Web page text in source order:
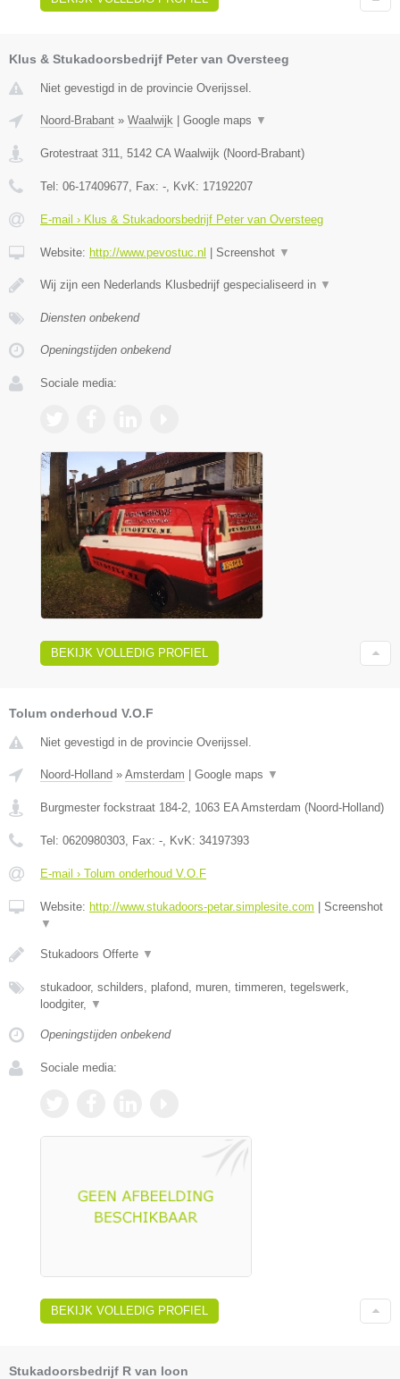
Klus & Stukadoorsbedrijf Peter van Oversteeg
Niet gevestigd in de provincie Overijssel.
Noord-Brabant » Waalwijk Google maps ▼
Grotestraat 311, 5142 CA Waalwijk (Noord-Brabant)
Tel: 06-17409677, Fax: -, KvK: 17192207
E-mail › Klus & Stukadoorsbedrijf Peter van Oversteeg
Website: http://www.pevostuc.nl Screenshot ▼
Wij zijn een Nederlands Klusbedrijf gespecialiseerd in ▼
Diensten onbekend
Openingstijden onbekend
Sociale media:
BEKIJK VOLLEDIG PROFIEL
Tolum onderhoud V.O.F
Niet gevestigd in de provincie Overijssel.
Noord-Holland » Amsterdam | Google maps ▼
Burgmester fockstraat 184-2 1063 EA Amsterdam (Noord-Holland)
Tel: 0620980303 , Fax: - , KvK: 34197393
E-mail › Tolum onderhoud V.O.F
Website: http://www.stukadoors-petar.simplesite.com | Screenshot
▼
Stukadoors Offerte ▼
stukadoor, schilders, plafond, muren, timmeren, tegelswerk,
loodgiter,
▼
Openingstijden onbekend
Sociale media:
BEKIJK VOLLEDIG PROFIEL
Stukadoorsbedrijf R van loon